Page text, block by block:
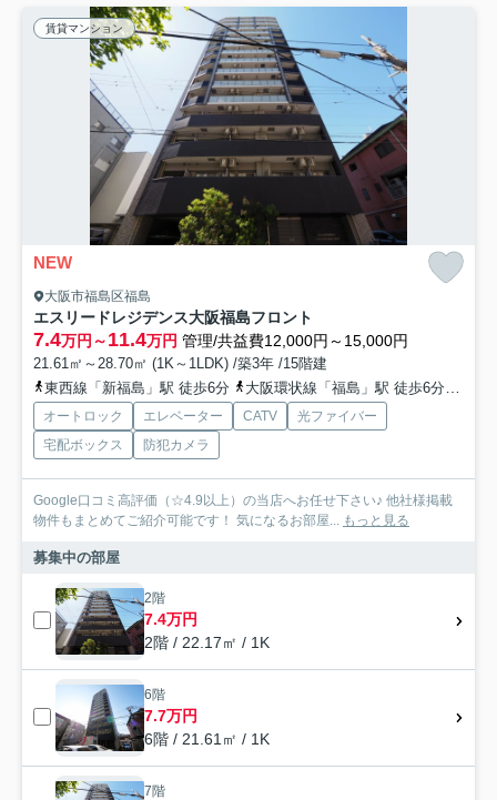
賃貸マンション
NEW
大阪市福島区福島
エスリードレジデンス大阪福島フロント
7.4万円～11.4万円 管理/共益費12,000円～15,000円
21.61㎡～28.70㎡ (1K～1LDK) /築3年 /15階建
東西線「新福島」駅 徒歩6分
大阪環状線「福島」駅 徒歩6分
オートロック エレベーター CATV
光ファイバー
宅配ボックス
防犯カメラ
Google口コミ高評価（☆4.9以上）の当店へお任せ下さい♪ 他社様掲載
物件もまとめてご紹介可能です！ 気になるお部屋...
もっと見る
募集中の部屋
2階
7.4万円
2階 / 22.17㎡ / 1K
6階
7.7万円
6階 / 21.61㎡ / 1K
7階